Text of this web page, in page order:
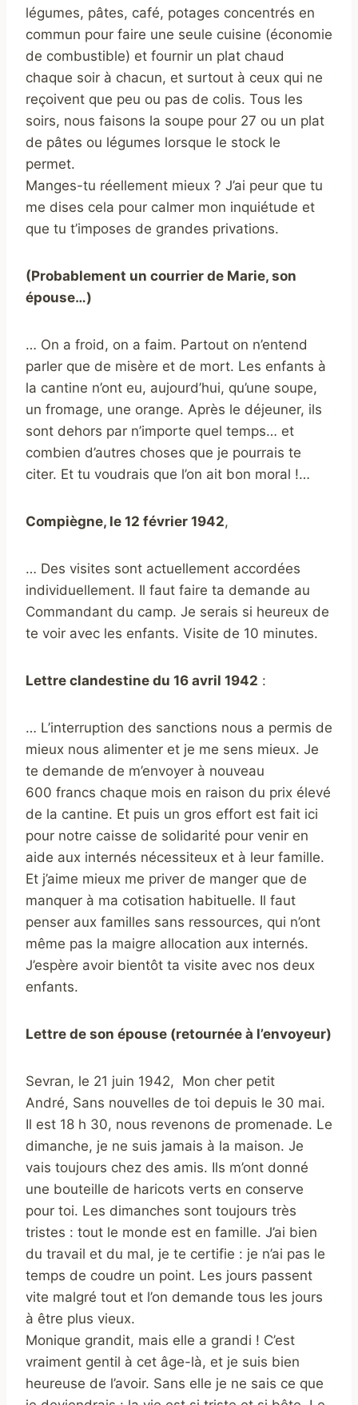
légumes, pâtes, café, potages concentrés en
commun pour faire une seule cuisine (économie
de combustible) et fournir un plat chaud
chaque soir à chacun, et surtout à ceux qui ne
reçoivent que peu ou pas de colis. Tous les
soirs, nous faisons la soupe pour 27 ou un plat
de pâtes ou légumes lorsque le stock le
permet.
Manges-tu réellement mieux ? J’ai peur que tu
me dises cela pour calmer mon inquiétude et
que tu t’imposes de grandes privations.
(Probablement un courrier de Marie, son
épouse…)
… On a froid, on a faim. Partout on n’entend
parler que de misère et de mort. Les enfants à
la cantine n’ont eu, aujourd’hui, qu’une soupe,
un fromage, une orange. Après le déjeuner, ils
sont dehors par n’importe quel temps… et
combien d’autres choses que je pourrais te
citer. Et tu voudrais que l’on ait bon moral !…
Compiègne, le 12 février 1942,
… Des visites sont actuellement accordées
individuellement. Il faut faire ta demande au
Commandant du camp. Je serais si heureux de
te voir avec les enfants. Visite de 10 minutes.
Lettre clandestine du 16 avril 1942 :
… L’interruption des sanctions nous a permis de
mieux nous alimenter et je me sens mieux. Je
te demande de m’envoyer à nouveau
600 francs chaque mois en raison du prix élevé
de la cantine. Et puis un gros effort est fait ici
pour notre caisse de solidarité pour venir en
aide aux internés nécessiteux et à leur famille.
Et j’aime mieux me priver de manger que de
manquer à ma cotisation habituelle. Il faut
penser aux familles sans ressources, qui n’ont
même pas la maigre allocation aux internés.
J’espère avoir bientôt ta visite avec nos deux
enfants.
Lettre de son épouse (retournée à l’envoyeur)
Sevran, le 21 juin 1942, Mon cher petit
André, Sans nouvelles de toi depuis le 30 mai.
Il est 18 h 30, nous revenons de promenade. Le
dimanche, je ne suis jamais à la maison. Je
vais toujours chez des amis. Ils m’ont donné
une bouteille de haricots verts en conserve
pour toi. Les dimanches sont toujours très
tristes : tout le monde est en famille. J’ai bien
du travail et du mal, je te certifie : je n’ai pas le
temps de coudre un point. Les jours passent
vite malgré tout et l’on demande tous les jours
à être plus vieux.
Monique grandit, mais elle a grandi ! C’est
vraiment gentil à cet âge-là, et je suis bien
heureuse de l’avoir. Sans elle je ne sais ce que